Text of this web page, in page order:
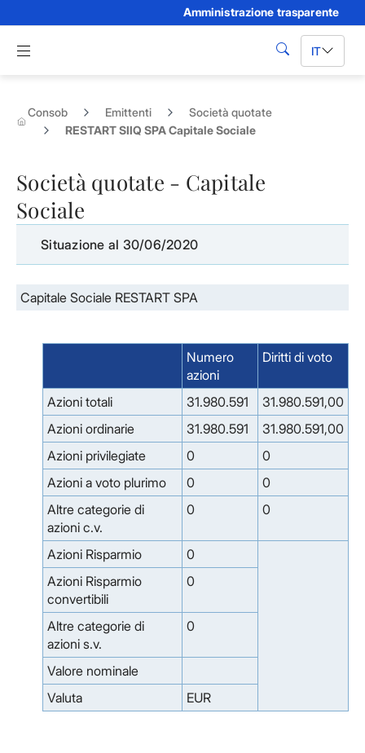
Amministrazione trasparente
Apri menu di navigazione
cerca IT
Consob Emittenti
Società quotate
RESTART SIIQ SPA Capitale Sociale
Società quotate - Capitale
Sociale
Situazione al 30/06/2020
Capitale Sociale RESTART SPA
Numero
azioni
Diritti di voto
Azioni totali 31.980.591
31.980.591,00
Azioni ordinarie
31.980.591
31.980.591,00
Azioni privilegiate
0
0
Azioni a voto plurimo
0
0
Altre categorie di
azioni c.v.
0 0
Azioni Risparmio
0
Azioni Risparmio
convertibili
0
Altre categorie di
azioni s.v.
0
Valore nominale
Valuta
EUR